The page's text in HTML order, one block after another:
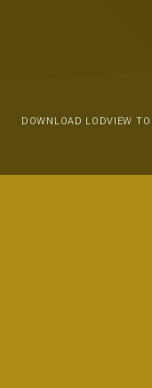
DOWNLOAD LODVIEW